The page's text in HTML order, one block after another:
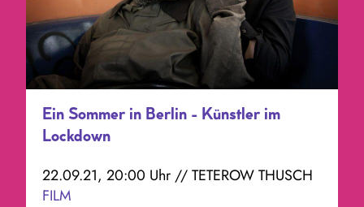
Ein Sommer in Berlin - Künstler im
Lockdown
22.09.21, 20:00 Uhr // TETEROW THUSCH
FILM